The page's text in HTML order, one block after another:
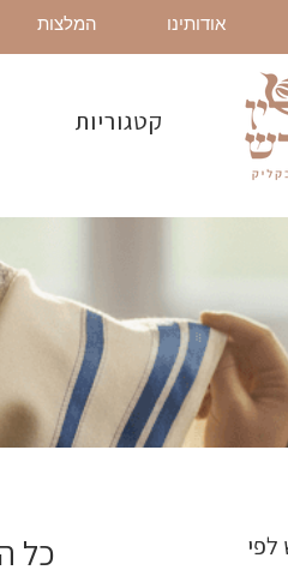
אודותינו המלצות
קטגוריות
לפי כל